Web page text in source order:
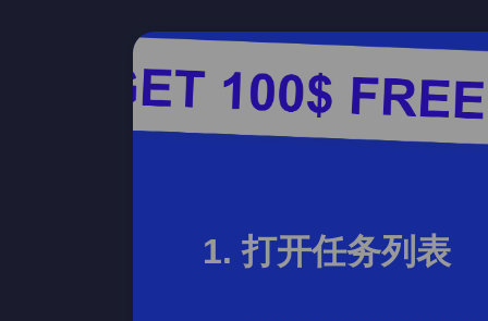
打开任务列表